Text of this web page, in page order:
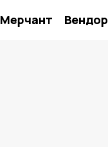
Мерчант Вендор